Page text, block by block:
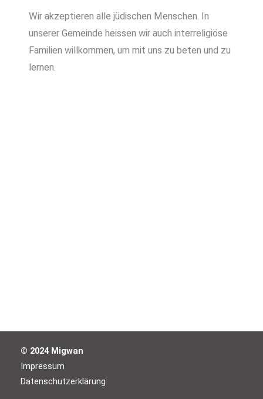
Wir akzeptieren alle jüdischen Menschen. In
unserer Gemeinde heissen wir auch interreligiöse
Familien willkommen, um mit uns zu beten und zu
lernen.
© 2024 Migwan
Impressum
Datenschutzerklärung